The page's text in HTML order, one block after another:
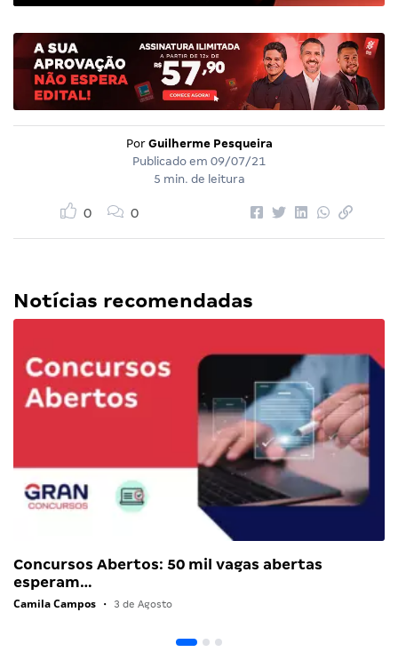
Por Guilherme Pesqueira
Publicado em 09/07/21
5 min. de leitura
0 0
Notícias recomendadas
Concursos Abertos: 50 mil vagas abertas
esperam…
Camila Campos • 3 de Agosto